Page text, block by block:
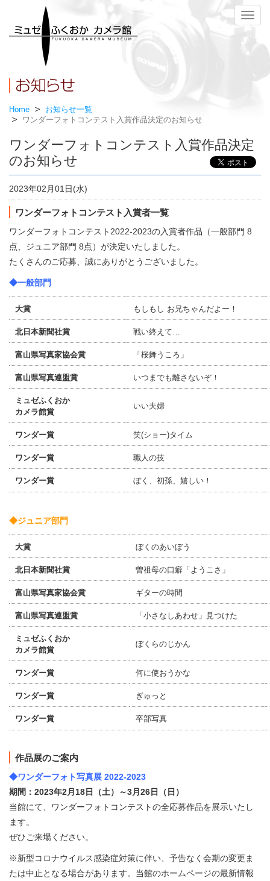
メ
ニ
Home
お知らせ一覧
ワンダーフォトコンテスト入賞作品決定のお知らせ
ワンダーフォトコンテスト入賞作品決定
のお知らせ
2023年02月01日(水)
ワンダーフォトコンテスト入賞者一覧
ワンダーフォトコンテスト2022-2023の入賞者作品（一般部門 8
点、ジュニア部門 8点）が決定いたしました。
たくさんのご応募、誠にありがとうございました。
◆一般部門
大賞 もしもし お兄ちゃんだよー！
北日本新聞社賞 戦い終えて…
富山県写真家協会賞 「桜舞うころ」
富山県写真連盟賞 いつまでも離さないぞ！
ミュゼふくおか
カメラ館賞
いい夫婦
ワンダー賞 笑(ショー)タイム
ワンダー賞 職人の技
ワンダー賞 ぼく、初孫、嬉しい！
◆ジュニア部門
大賞 ぼくのあいぼう
北日本新聞社賞 曽祖母の口癖「ようこさ」
富山県写真家協会賞 ギターの時間
富山県写真連盟賞 「小さなしあわせ」見つけた
ミュゼふくおか
カメラ館賞
ぼくらのじかん
ワンダー賞 何に使おうかな
ワンダー賞 ぎゅっと
ワンダー賞 卒部写真
作品展のご案内
◆ワンダーフォト写真展 2022-2023
期間：2023年2月18日（土）～3月26日（日）
当館にて、ワンダーフォトコンテストの全応募作品を展示いたし
ます。
ぜひご来場ください。
※新型コロナウイルス感染症対策に伴い、予告なく会期の変更ま
たは中止となる場合があります。当館のホームページの最新情報